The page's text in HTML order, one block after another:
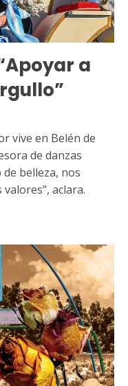
a
vive en Belén de
de danzas
de belleza, nos
aclara.